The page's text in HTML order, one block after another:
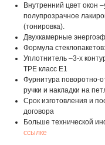
Внутренний цвет окон
полупрозрачное
(тонировка).
Двухкамерные
Формула
Уплотнитель –3-х
TPE класс E1
Фурнитура поворотно-
ручки и накладки на
Срок изготовления и
договора
Больше технической
ссылке